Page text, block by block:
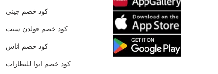
كود خصم جيني
كود خصم قولدن سنت
كود خصم اناس
كود خصم ايوا للنظارات